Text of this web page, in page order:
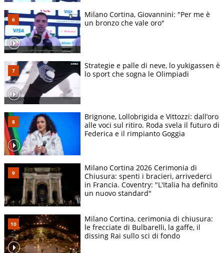
Milano Cortina, Giovannini: "Per me è
un bronzo che vale oro"
Strategie e palle di neve, lo yukigassen è
lo sport che sogna le Olimpiadi
Brignone, Lollobrigida e Vittozzi: dall’oro
alle voci sul ritiro. Roda svela il futuro di
Federica e il rimpianto Goggia
Milano Cortina 2026 Cerimonia di
Chiusura: spenti i bracieri, arrivederci
in Francia. Coventry: "L'Italia ha definito
un nuovo standard"
Milano Cortina, cerimonia di chiusura:
le frecciate di Bulbarelli, la gaffe, il
dissing Rai sullo sci di fondo